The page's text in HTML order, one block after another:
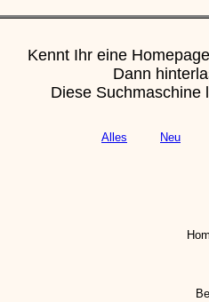
Kennt Ihr eine
Dann
Diese Suchmaschine
Alles Neu